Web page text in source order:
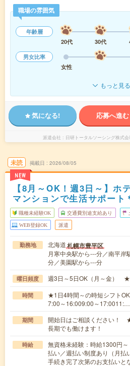
職場の雰囲気
年齢層
20代
30代
男女比率
女性
もっと見る
気になる! 応募へ進む
派遣会社 日研トータルソーシング株式
未読
NEW
掲載日 2026/08/05
【8月～OK！週3日～】ホ
マンションで生活サポート
職種未経験OK 交通費別途支給あり
WEB登録OK 派遣
勤務地 北海道札幌市豊平区
月寒中央駅から---分／南平
分／美園駅から---分
曜日頻度 週3日～5日OK（月～金） ★
時間
★1日4時間～の時短シフト
7:00～16:009:00～17:0011:…
期間
開始日はご相談ください！
長期でも働けます！
時給
無資格未経験：時給1300円
払い／週払い制度あり（月払
手続き完了次第のお支払いと